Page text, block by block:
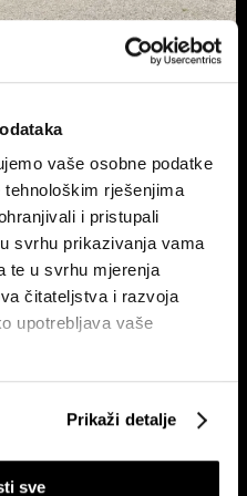
vaše osobne podatke
rješenjima
i pristupali
svrhu prikazivanja vama
te u svrhu mjerenja
čitateljstva i razvoja
upotrebljava vaše
geografskoj lokaciji,
od nekoliko metara
tako što ćemo aktivno
Prikaži detalje
sve
priča kao
Turing
Nvidijine proizvode.
nisu pošteđeni otkrića iz